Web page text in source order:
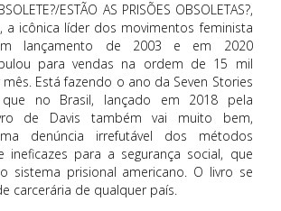
ESTÃO AS PRISÕES OBSOLETAS?,
a icônica líder dos movimentos feminista
lançamento de 2003 e em 2020
para vendas na ordem de 15 mil
Está fazendo o ano da Seven Stories
que no Brasil, lançado em 2018 pela
de Davis também vai muito bem,
denúncia irrefutável dos métodos
ineficazes para a segurança social, que
sistema prisional americano. O livro se
carcerária de qualquer país.